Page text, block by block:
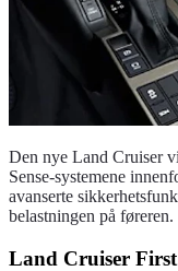
Den nye Land Cruiser
Sense-systemene
avanserte
belastningen på føreren.
Land Cruiser